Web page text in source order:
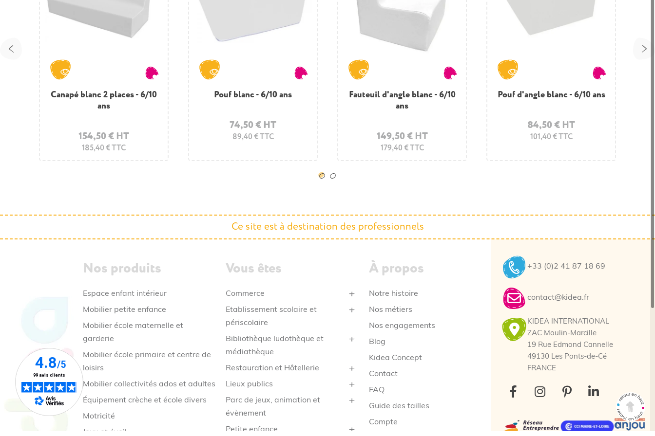
Canapé blanc 2 places - 6/10
ans
154,50 € HT
185,40 € TTC
Pouf blanc - 6/10 ans
74,50 € HT
89,40 € TTC
Fauteuil d'angle blanc - 6/10
ans
149,50 € HT
179,40 € TTC
Pouf d'angle blanc - 6/10 ans
84,50 € HT
101,40 € TTC
Pouf rond blanc - 3/6 ans
61,80 € TTC
Canapé blanc 2 places - 3 ans
88,50 € HT
106,20 € TTC
Canapé blanc 2 places -
adulte
359,50 € HT
431,40 € TTC
Balles blanches - Balles pour
168,90 € HT
Ce site est à destination des professionnels
Nos produits
Espace enfant intérieur
Mobilier petite enfance
Mobilier école maternelle et
garderie
Mobilier école primaire et centre de
loisirs
Mobilier collectivités ados et adultes
Équipement crèche et école divers
Motricité
Jeux et éveil
Vous êtes
Commerce
Etablissement scolaire et
périscolaire
Bibliothèque ludothèque et
médiathèque
Restauration et Hôtellerie
Lieux publics
Parc de jeux, animation et
évènement
Petite enfance
À propos
Notre histoire
Nos métiers
Nos engagements
Blog
Kidea Concept
Contact
FAQ
Guide des tailles
Compte
+33 (0)2 41 87 18 69
contact@kidea.fr
KIDEA INTERNATIONAL
ZAC Moulin-Marcille
19 Rue Edmond Cannelle
49130 Les Ponts-de-Cé
FRANCE